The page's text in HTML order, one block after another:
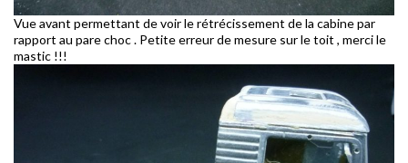
Vue avant permettant de voir le rétrécissement de la cabine par
rapport au pare choc . Petite erreur de mesure sur le toit , merci le
mastic !!!